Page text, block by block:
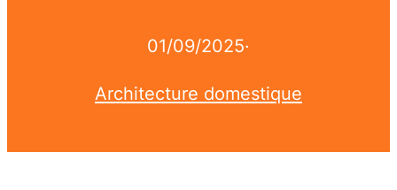
01/09/2025·
Architecture domestique